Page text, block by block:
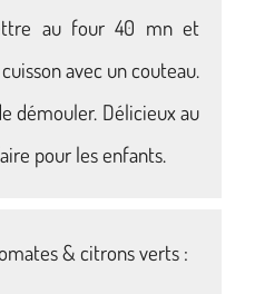
au four 40 mn et
avec un couteau.
démouler. Délicieux au
pour les enfants.
& citrons verts :